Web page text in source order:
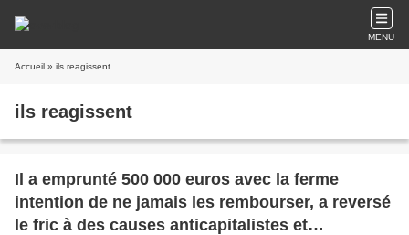
MENU
Accueil » ils reagissent
ils reagissent
Il a emprunté 500 000 euros avec la ferme
intention de ne jamais les rembourser, a reversé
le fric à des causes anticapitalistes et